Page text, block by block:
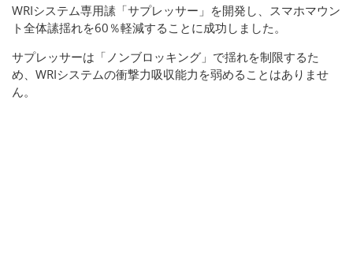
WRIシステム専用䛾「サプレッサー」を開発し、スマホマウン
ト全体䛾揺れを60％軽減することに成功しました。
サプレッサーは「ノンブロッキング」で揺れを制限するた
め、WRIシステムの衝撃力吸収能力を弱めることはありませ
ん。